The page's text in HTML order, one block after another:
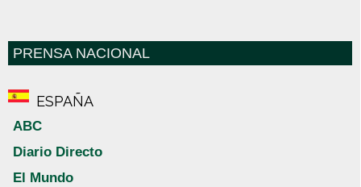
PRENSA NACIONAL
ESPAÑA
ABC
Diario Directo
El Mundo